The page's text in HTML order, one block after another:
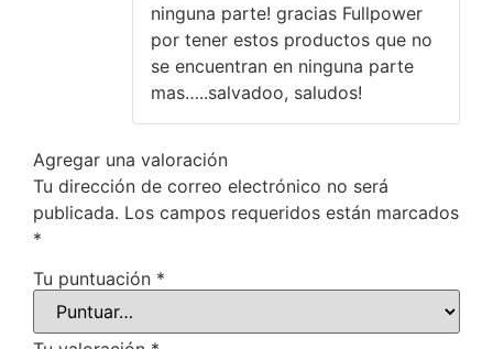
ninguna parte! gracias Fullpower
por tener estos productos que no
se encuentran en ninguna parte
mas…..salvadoo, saludos!
Agregar una valoración
Tu dirección de correo electrónico no será
publicada. Los campos requeridos están marcados
*
Tu puntuación *